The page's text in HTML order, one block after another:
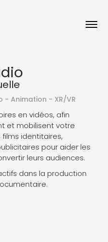
Animation - XR/VR
en vidéos, afin
et mobilisent votre
identitaires,
pour aider les
leurs audiences.
dans la production